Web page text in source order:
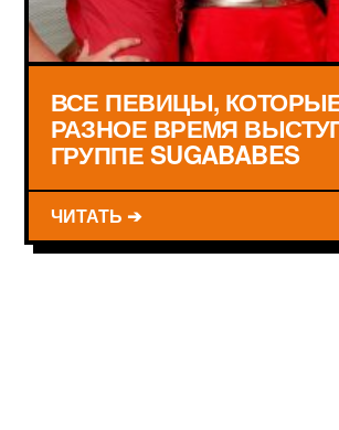
ВСЕ ПЕВИЦЫ,
РАЗНОЕ ВРЕМЯ
ГРУППЕ SUGABABES
ЧИТАТЬ ➔